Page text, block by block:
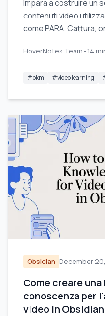
Impara a costruire un
contenuti video
come PARA. Cattura,
HoverNotes Team • 14
#pkm #video learning
Obsidian December
Come creare una
conoscenza per
video in Obsidian